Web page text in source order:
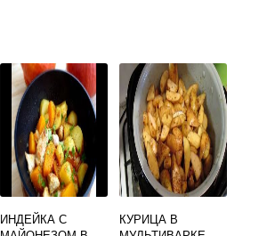
ИНДЕЙКА С
КУРИЦА В